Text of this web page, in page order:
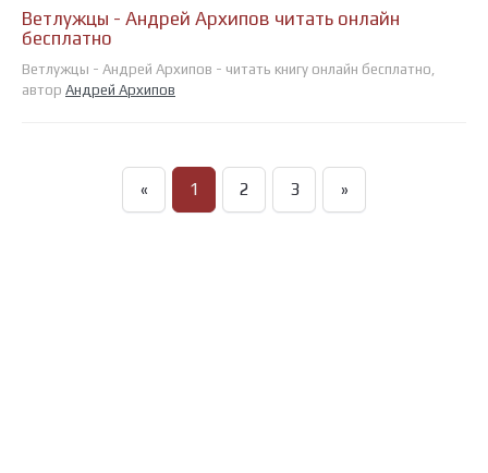
Ветлужцы - Андрей Архипов читать онлайн
бесплатно
Ветлужцы - Андрей Архипов - читать книгу онлайн бесплатно,
автор Андрей Архипов
« 1 2 3 »